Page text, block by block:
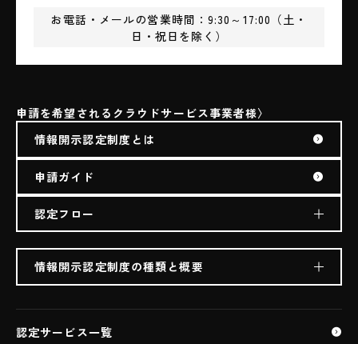
お電話・メールの営業時間：9:30～17:00（土・
日・祝日を除く）
申請を希望されるクラウドサービス事業者様
情報開示認定制度とは
申請ガイド
認定フロー
情報開示認定制度の種類と概要
生成AI利用クラウドサービス（ASP・SaaS)
ASP・SaaS
認定サービス一覧